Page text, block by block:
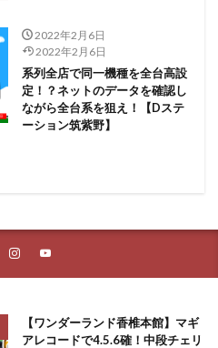
2022年2月6日
2022年2月6日
系列全店で同一機種を全台高設
定！？ネットのデータを確認し
ながら全台系を狙え！【Dステ
ーション筑紫野】
【ワンダーランド香椎本館】マギ
アレコードで4.5.6確！中段チェリ